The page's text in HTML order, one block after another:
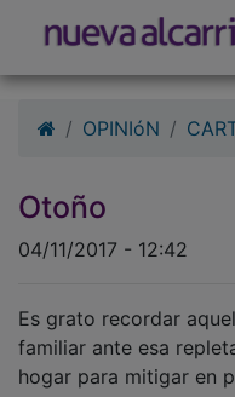
OPINIóN
Otoño
04/11/2017 - 12:42
Es grato recordar
familiar ante esa
hogar para mitigar en